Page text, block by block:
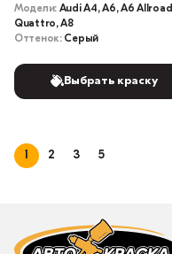
Модели: Audi A4, A6, A6 Allroad
Quattro, A8
Оттенок: Серый
Выбрать краску
1 2 3 5